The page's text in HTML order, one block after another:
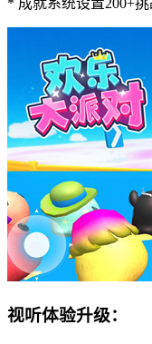
视听体验升级：